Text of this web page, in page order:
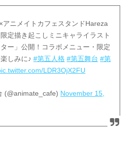
アニメイトカフェスタンドHareza
定描き起こしミニキャライラスト
ー」公開！コラボメニュー・限定
しみに♪#第五人格 #第五舞台 #第
LDR3OjX2FU
(@animate_cafe) November 15,